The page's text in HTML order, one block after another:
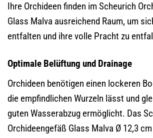
Ihre Orchideen finden im Scheurich
Glass Malva ausreichend Raum, um
entfalten und ihre volle Pracht zu
Optimale Belüftung und Drainage
Orchideen benötigen einen lockeren
die empfindlichen Wurzeln lässt und
guten Wasserabzug ermöglicht. Das
Orchideengefäß Glass Malva Ø 12,3